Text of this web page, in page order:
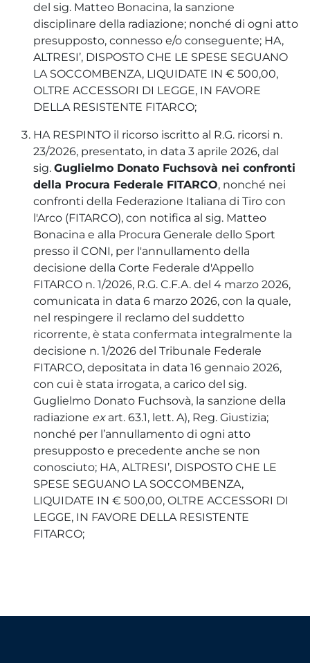
del sig. Matteo Bonacina, la sanzione
disciplinare della radiazione; nonché di ogni atto
presupposto, connesso e/o conseguente; HA,
ALTRESI’, DISPOSTO CHE LE SPESE SEGUANO
LA SOCCOMBENZA, LIQUIDATE IN € 500,00,
OLTRE ACCESSORI DI LEGGE, IN FAVORE
DELLA RESISTENTE FITARCO;
HA RESPINTO il ricorso iscritto al R.G. ricorsi n.
23/2026, presentato, in data 3 aprile 2026, dal
sig. Guglielmo Donato Fuchsovà nei confronti
della Procura Federale FITARCO, nonché nei
confronti della Federazione Italiana di Tiro con
l'Arco (FITARCO), con notifica al sig. Matteo
Bonacina e alla Procura Generale dello Sport
presso il CONI, per l'annullamento della
decisione della Corte Federale d'Appello
FITARCO n. 1/2026, R.G. C.F.A. del 4 marzo 2026,
comunicata in data 6 marzo 2026, con la quale,
nel respingere il reclamo del suddetto
ricorrente, è stata confermata integralmente la
decisione n. 1/2026 del Tribunale Federale
FITARCO, depositata in data 16 gennaio 2026,
con cui è stata irrogata, a carico del sig.
Guglielmo Donato Fuchsovà, la sanzione della
radiazione exart. 63.1, lett. A), Reg. Giustizia;
nonché per l’annullamento di ogni atto
presupposto e precedente anche se non
conosciuto; HA, ALTRESI’, DISPOSTO CHE LE
SPESE SEGUANO LA SOCCOMBENZA,
LIQUIDATE IN € 500,00, OLTRE ACCESSORI DI
LEGGE, IN FAVORE DELLA RESISTENTE
FITARCO;